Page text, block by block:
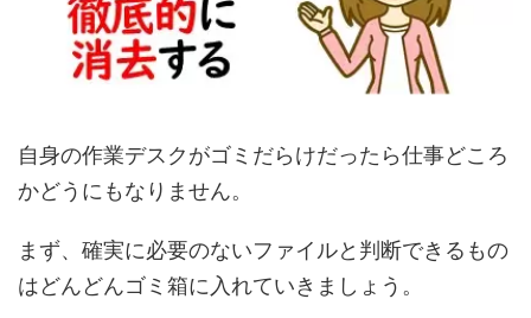
自身の作業デスクがゴミだらけだったら仕事どころ
かどうにもなりません。
まず、確実に必要のないファイルと判断できるもの
はどんどんゴミ箱に入れていきましょう。